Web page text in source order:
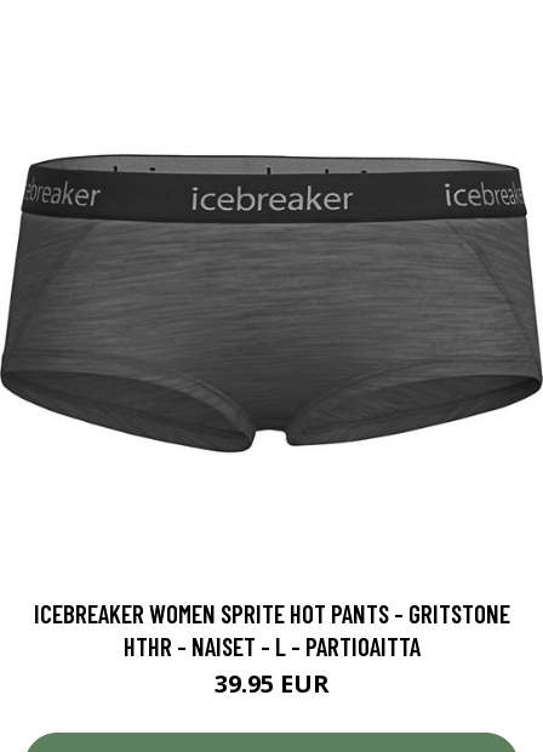
ICEBREAKER WOMEN SPRITE HOT PANTS - GRITSTONE
HTHR - NAISET - L - PARTIOAITTA
39.95 EUR